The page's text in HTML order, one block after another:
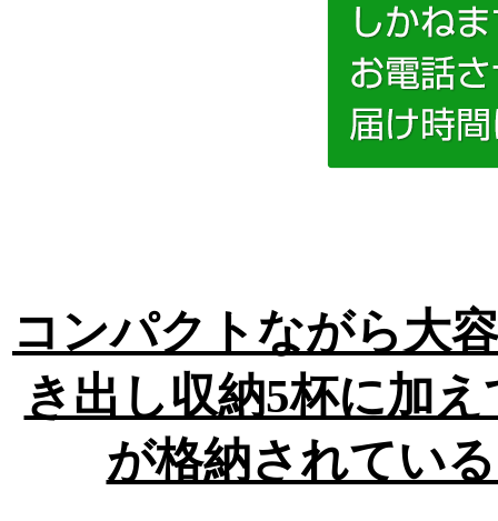
コンパクトながら大
き出し収納5杯に加
が格納されてい